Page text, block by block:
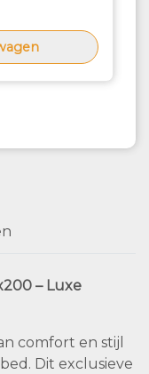
– Luxe
comfort en stijl
Dit exclusieve